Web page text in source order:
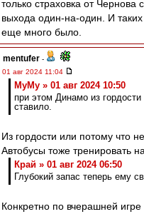
только страховка от Чернова
выхода один-на-один. И таких
еще много было.
mentufer -
01 авг 2024 11:04
МуМу » 01 авг 2024 10:50
при этом Динамо из гордости
ставило.
Из гордости или потому что
Автобусы тоже тренировать
Край » 01 авг 2024 06:50
Глубокий запас теперь ему
Конкретно по вчерашней